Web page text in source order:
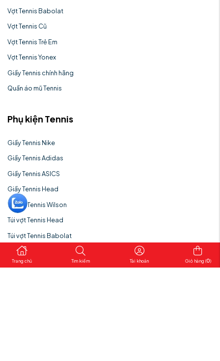
Vợt Tennis Babolat
Vợt Tennis Cũ
Vợt Tennis Trẻ Em
Vợt Tennis Yonex
Giầy Tennis chính hãng
Quần áo mũ Tennis
Phụ kiện Tennis
Giầy Tennis Nike
Giầy Tennis Adidas
Giầy Tennis ASICS
Giầy Tennis Head
Túi vợt Tennis Wilson
Túi vợt Tennis Head
Túi vợt Tennis Babolat
Vợt cầu lông & phụ kiện
Trang chủ Tìm kiếm Tài khoản Giỏ hàng (0)